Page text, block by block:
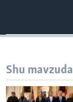
Shu mavzuda